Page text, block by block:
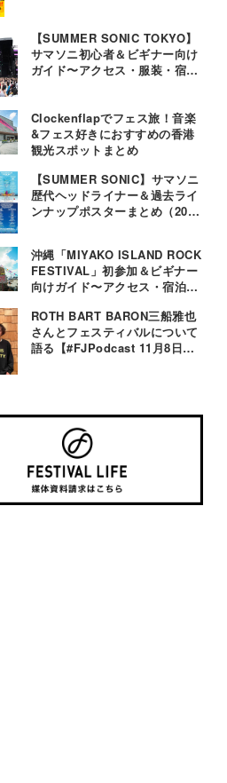
【SUMMER SONIC TOKYO】
サマソニ初心者＆ビギナー向け
ガイド〜アクセス・服装・宿泊
Clockenflapでフェス旅！音楽
&フェス好きにおすすめの香港
観光スポットまとめ
【SUMMER SONIC】サマソニ
歴代ヘッドライナー＆過去ライ
ンナップポスターまとめ（2000
沖縄「MIYAKO ISLAND ROCK
FESTIVAL」初参加＆ビギナー
向けガイド〜アクセス・宿泊・
ROTH BART BARON三船雅也
さんとフェスティバルについて
語る【#FJPodcast 11月8日配